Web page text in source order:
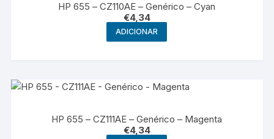
HP 655 – CZ110AE – Genérico – Cyan
€4,34
ADICIONAR
HP 655 – CZ111AE – Genérico – Magenta
€4,34